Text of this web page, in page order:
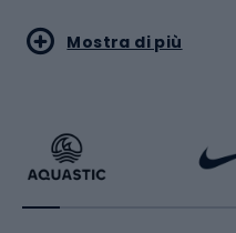
Sport acquatici
Bikepacking
Sport di arti marziali
Sport con le racchette
Mostra di più